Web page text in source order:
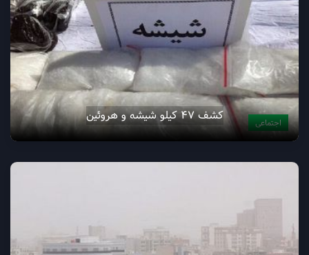
اجتماعی کشف ۴۷ کیلو شیشه و هروئین